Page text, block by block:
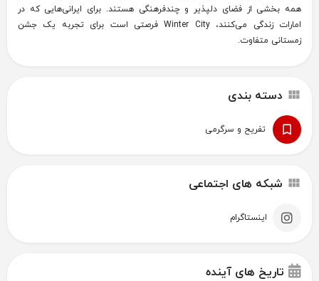
همه بخشی از فضای دلپذیر و چندفرهنگی هستند. برای ایرانی‌هایی که در
امارات زندگی می‌کنند، Winter City فرصتی است برای تجربه یک جشن
زمستانی متفاوت.
دسته بندی
تفریح و سرگرمی
شبکه های اجتماعی
اینستاگرام
تاریخ های آینده